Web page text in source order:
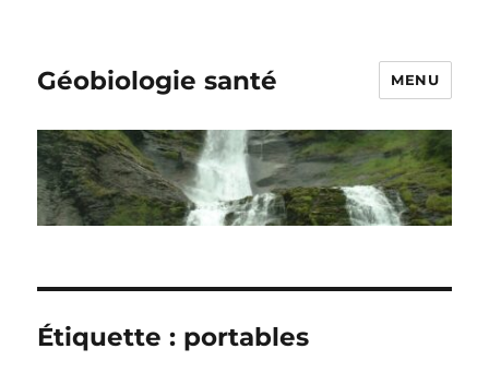
Géobiologie santé MENU
Étiquette : portables